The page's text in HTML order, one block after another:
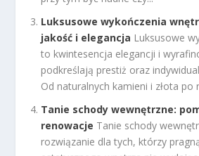
Luksusowe wykończenia
jakość i elegancja Luksusowe
to kwintesencja elegancji i
podkreślają prestiż oraz
Od naturalnych kamieni i złota po
Tanie schody wewnętrzne:
renowacje Tanie schody
rozwiązanie dla tych, którzy